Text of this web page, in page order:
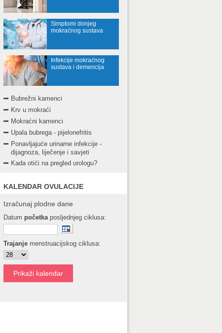
Simptomi donjeg
mokraćnog sustava
Infekcije mokraćnog
sustava i demencija
Bubrežni kamenci
Krv u mokraći
Mokraćni kamenci
Upala bubrega - pijelonefritis
Ponavljajuće urinarne infekcije -
dijagnoza, liječenje i savjeti
Kada otići na pregled urologu?
KALENDAR OVULACIJE
Izračunaj plodne dane
Datum početkaposljednjeg ciklusa:
Trajanje menstruacijskog ciklusa: